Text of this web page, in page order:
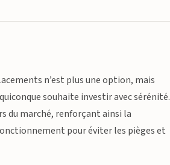
n’est plus une option, mais
souhaite investir avec sérénité.
du marché, renforçant ainsi la
pour éviter les pièges et